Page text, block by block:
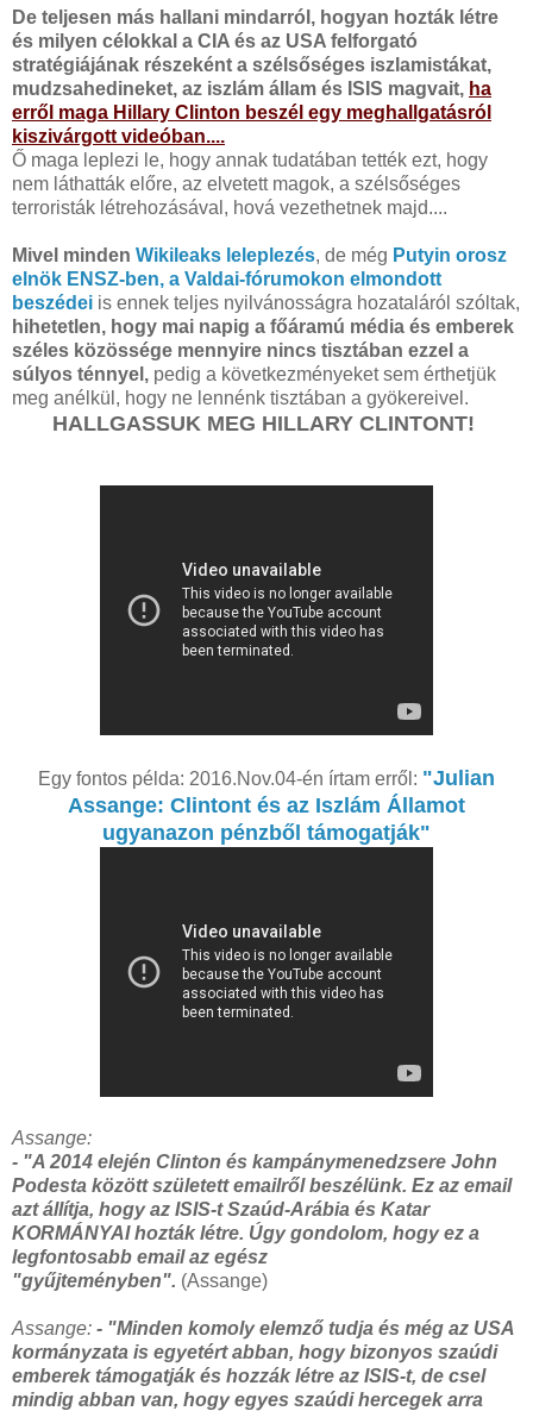
De teljesen más hallani mindarról, hogyan hozták létre
és milyen célokkal a CIA és az USA felforgató
stratégiájának részeként a szélsőséges iszlamistákat,
mudzsahedineket, az iszlám állam és ISIS magvait, ha
erről maga Hillary Clinton beszél egy meghallgatásról
kiszivárgott videóban....
Ő maga leplezi le, hogy annak tudatában tették ezt, hogy
nem láthatták előre, az elvetett magok, a szélsőséges
terroristák létrehozásával, hová vezethetnek majd....
Mivel minden Wikileaks leleplezés, de még Putyin orosz
elnök ENSZ-ben, a Valdai-fórumokon elmondott
beszédei is ennek teljes nyilvánosságra hozataláról szóltak,
hihetetlen, hogy mai napig a főáramú média és emberek
széles közössége mennyire nincs tisztában ezzel a
súlyos ténnyel, pedig a következményeket sem érthetjük
meg anélkül, hogy ne lennénk tisztában a gyökereivel.
HALLGASSUK MEG HILLARY CLINTONT!
Egy fontos példa: 2016.Nov.04-én írtam erről: "Julian
Assange: Clintont és az Iszlám Államot
ugyanazon pénzből támogatják"
Assange:
- "A 2014 elején Clinton és kampánymenedzsere John
Podesta között született emailről beszélünk. Ez az email
azt állítja, hogy az ISIS-t Szaúd-Arábia és Katar
KORMÁNYAI hozták létre. Úgy gondolom, hogy ez a
legfontosabb email az egész
"gyűjteményben". (Assange)
Assange: - "Minden komoly elemző tudja és még az USA
kormányzata is egyetért abban, hogy bizonyos szaúdi
emberek támogatják és hozzák létre az ISIS-t, de csel
mindig abban van, hogy egyes szaúdi hercegek arra